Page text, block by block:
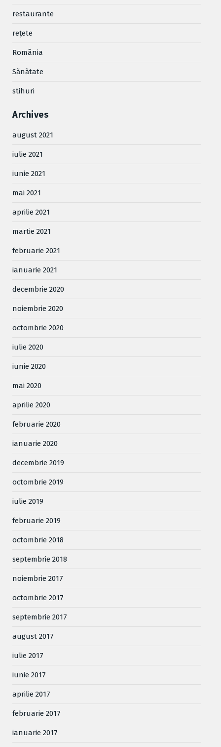
restaurante
reţete
România
Sănătate
stihuri
Archives
august 2021
iulie 2021
iunie 2021
mai 2021
aprilie 2021
martie 2021
februarie 2021
ianuarie 2021
decembrie 2020
noiembrie 2020
octombrie 2020
iulie 2020
iunie 2020
mai 2020
aprilie 2020
februarie 2020
ianuarie 2020
decembrie 2019
octombrie 2019
iulie 2019
februarie 2019
octombrie 2018
septembrie 2018
noiembrie 2017
octombrie 2017
septembrie 2017
august 2017
iulie 2017
iunie 2017
aprilie 2017
februarie 2017
ianuarie 2017